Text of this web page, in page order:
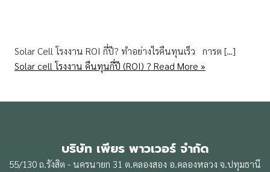
Solar Cell โรงงาน ROI กี่ปี? ทำอย่างไรคืนทุนเร็ว การต […]
Solar cell โรงงาน คืนทุนกี่ปี (ROI) ? Read More »
บริษัท เพียร พาวเวอร์ จำกัด
55/130 ถ.รังสิต - นครนายก 31 ต.คลองสอง อ.คลองหลวง จ.ปทุมธานี